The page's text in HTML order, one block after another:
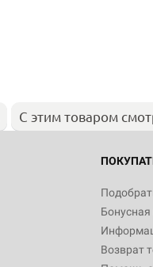
С этим товаром
Возврат